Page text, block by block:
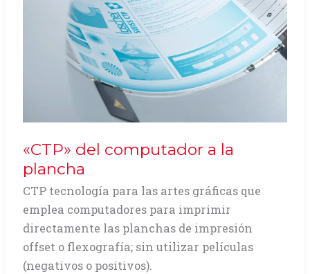
«CTP» del computador a la
plancha
CTP tecnología para las artes gráficas que
emplea computadores para imprimir
directamente las planchas de impresión
offset o flexografía; sin utilizar películas
(negativos o positivos).